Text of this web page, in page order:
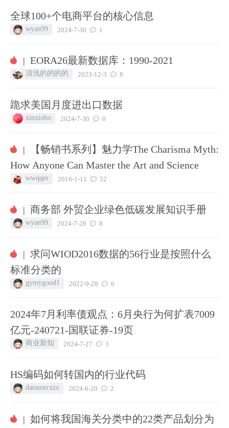
全球100+个电商平台的核心信息
wyan99 2024-7-30 1
| EORA26最新数据库：1990-2021
清浅的的的的 2023-12-3 8
跪求美国月度进出口数据
xinxinbo 2024-7-30 0
|
【畅销书系列】魅力学The Charisma Myth:
How Anyone Can Master the Art and Science
wwqqer 2016-1-11 52
| 商务部 外贸企业绿色低碳发展知识手册
wyan99 2024-7-28 8
| 求问WIOD2016数据的56行业是按照什么
标准分类的
gymygood1 2022-9-28 6
2024年7月利率债观点：6月央行为何扩表7009
亿元-240721-国联证券-19页
商业新知 2024-7-27 3
HS编码如何转国内的行业代码
datauserxzx 2024-6-20 2
| 如何将我国海关分类中的22类产品划分为